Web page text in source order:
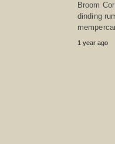
Broom
dinding
1 year ago